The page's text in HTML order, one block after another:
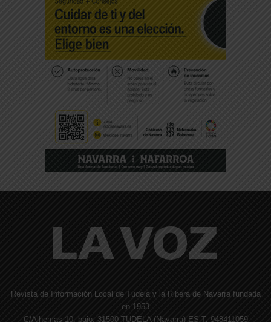
Revista de Información Local de Tudela y la Ribera de Navarra fundada
en 1953
C/Alhemas 10, bajo. 31500 TUDELA (Navarra) ES T. 948411059